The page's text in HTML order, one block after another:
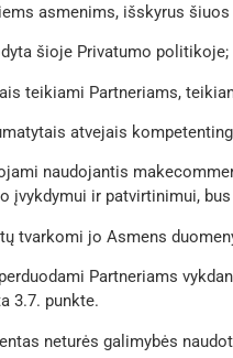
asmenims, išskyrus šiuos
šioje Privatumo politikoje;
teikiami Partneriams,
atvejais
naudojantis
ir patvirtinimui,
tvarkomi jo Asmens
Partneriams
3.7. punkte.
neturės galimybės